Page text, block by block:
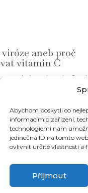
Abychom poskytli co
informacím o zařízení,
technologiemi nám
jedinečná ID na tomto
ovlivnit určité vlastnosti a
Příjmout
aneb proč
vitamín C
krása vitamin C